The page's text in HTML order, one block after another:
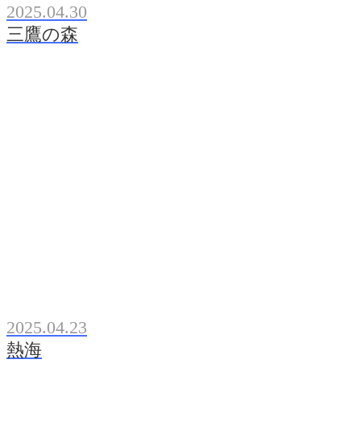
2025.04.30
三鷹の森
2025.04.23
熱海